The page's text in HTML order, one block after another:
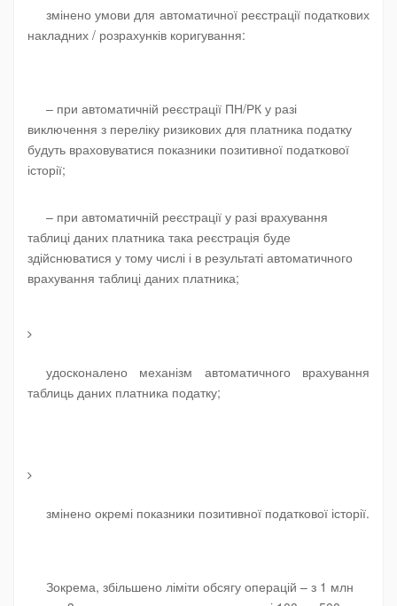
змінено умови для автоматичної реєстрації податкових
накладних / розрахунків коригування:
– при автоматичній реєстрації ПН/РК у разі
виключення з переліку ризикових для платника податку
будуть враховуватися показники позитивної податкової
історії;
– при автоматичній реєстрації у разі врахування
таблиці даних платника така реєстрація буде
здійснюватися у тому числі і в результаті автоматичного
врахування таблиці даних платника;
удосконалено механізм автоматичного врахування
таблиць даних платника податку;
змінено окремі показники позитивної податкової історії.
Зокрема, збільшено ліміти обсягу операцій – з 1 млн